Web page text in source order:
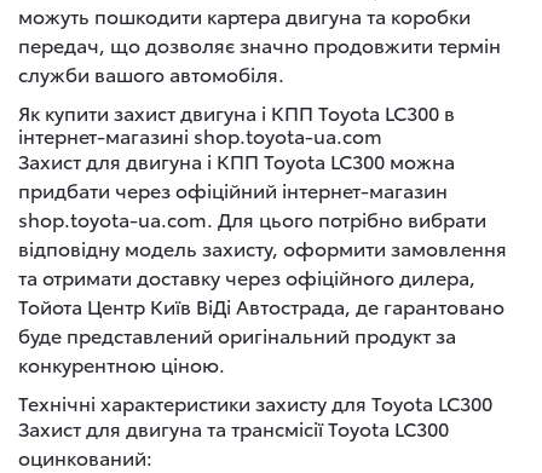
можуть пошкодити картера двигуна та коробки
передач, що дозволяє значно продовжити термін
служби вашого автомобіля.
Як купити захист двигуна і КПП Toyota LC300 в
інтернет-магазині shop.toyota-ua.com
Захист для двигуна і КПП Toyota LC300 можна
придбати через офіційний інтернет-магазин
shop.toyota-ua.com. Для цього потрібно вибрати
відповідну модель захисту, оформити замовлення
та отримати доставку через офіційного дилера,
Тойота Центр Київ ВіДі Автострада, де гарантовано
буде представлений оригінальний продукт за
конкурентною ціною.
Технічні характеристики захисту для Toyota LC300
Захист для двигуна та трансмісії Toyota LC300
оцинкований: